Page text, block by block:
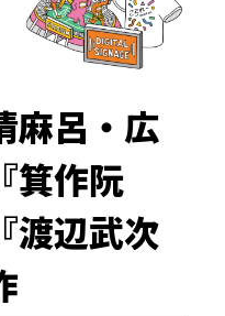
+
麻呂・広
箕作阮
渡辺武次